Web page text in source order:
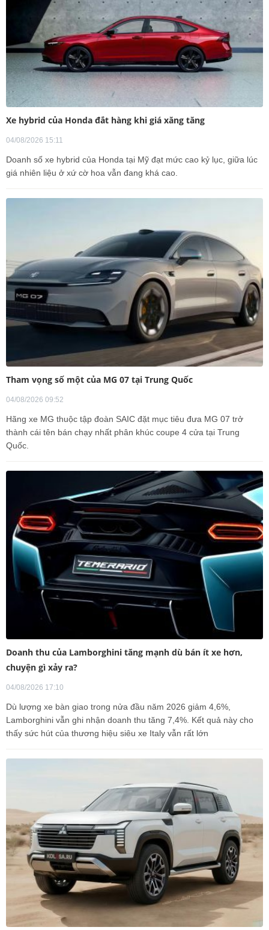
Xe hybrid của Honda đắt hàng khi giá xăng tăng
04/08/2026 15:11
Doanh số xe hybrid của Honda tại Mỹ đạt mức cao kỷ lục, giữa lúc
giá nhiên liệu ở xứ cờ hoa vẫn đang khá cao.
Tham vọng số một của MG 07 tại Trung Quốc
04/08/2026 09:52
Hãng xe MG thuộc tập đoàn SAIC đặt mục tiêu đưa MG 07 trở
thành cái tên bán chạy nhất phân khúc coupe 4 cửa tại Trung
Quốc.
Doanh thu của Lamborghini tăng mạnh dù bán ít xe hơn,
chuyện gì xảy ra?
04/08/2026 17:10
Dù lượng xe bàn giao trong nửa đầu năm 2026 giảm 4,6%,
Lamborghini vẫn ghi nhận doanh thu tăng 7,4%. Kết quả này cho
thấy sức hút của thương hiệu siêu xe Italy vẫn rất lớn